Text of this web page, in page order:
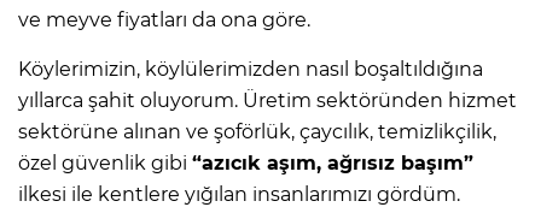
ve meyve fiyatları da ona göre.
Köylerimizin, köylülerimizden nasıl boşaltıldığına
yıllarca şahit oluyorum. Üretim sektöründen hizmet
sektörüne alınan ve şoförlük, çaycılık, temizlikçilik,
özel güvenlik gibi “azıcık aşım, ağrısız başım”
ilkesi ile kentlere yığılan insanlarımızı gördüm.